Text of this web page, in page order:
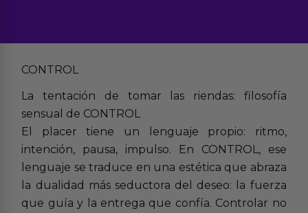
CONTROL
La tentación de tomar las riendas: filosofía
sensual de CONTROL
El placer tiene un lenguaje propio: ritmo,
intención, pausa, impulso. En CONTROL, ese
lenguaje se traduce en una estética que abraza
la dualidad más seductora del deseo: la fuerza
que guía y la entrega que confía. Controlar no